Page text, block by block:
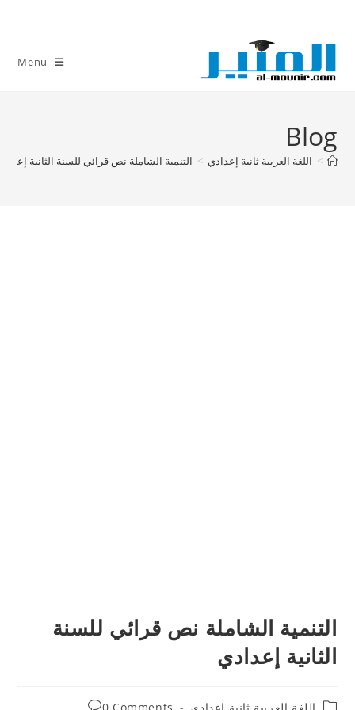
content
Menu
Blog
> اللغة العربية ثانية إعدادي > التنمية الشاملة نص قرائي للسنة الثانية
التنمية الشاملة نص قرائي للسنة
الثانية إعدادي
Post
Post